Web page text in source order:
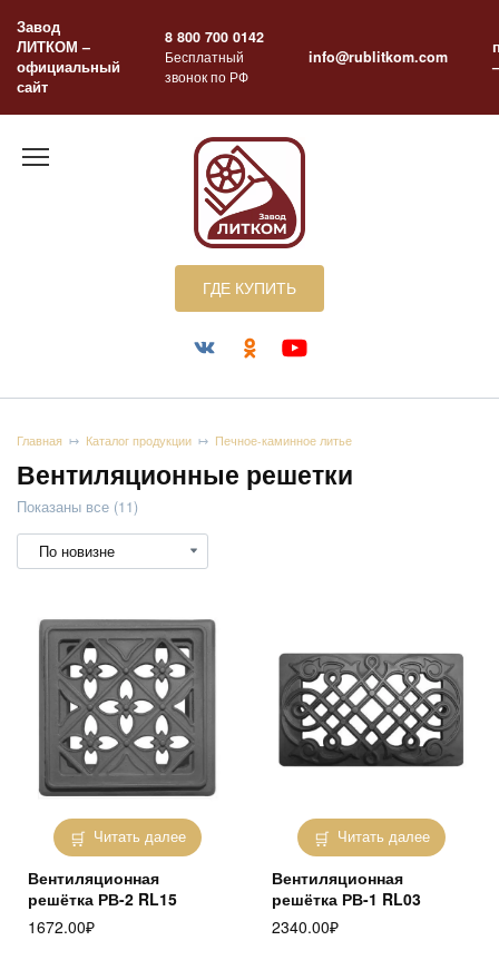
содержанию
Завод
ЛИТКОМ –
официальный
сайт
8 800 700 0142
Бесплатный
звонок по РФ
info@rublitkom.com
ГДЕ КУПИТЬ
Главная Каталог продукции Печное-каминное литье
Вентиляционные решетки
Показаны все (11)
недавние
Читать далее
Вентиляционная
решётка РВ-2 RL15
1672.00₽
Читать далее
Вентиляционная
решётка РВ-1 RL03
2340.00₽